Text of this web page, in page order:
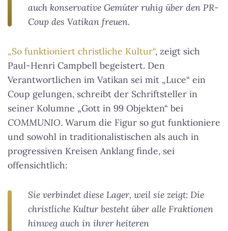
auch konservative Gemüter ruhig über den PR-
Coup des Vatikan freuen.
„So funktioniert christliche Kultur“, zeigt sich
Paul-Henri Campbell begeistert. Den
Verantwortlichen im Vatikan sei mit „Luce“ ein
Coup gelungen, schreibt der Schriftsteller in
seiner Kolumne „Gott in 99 Objekten“ bei
COMMUNIO. Warum die Figur so gut funktioniere
und sowohl in traditionalistischen als auch in
progressiven Kreisen Anklang finde, sei
offensichtlich:
Sie verbindet diese Lager, weil sie zeigt: Die
christliche Kultur besteht über alle Fraktionen
hinweg auch in ihrer heiteren